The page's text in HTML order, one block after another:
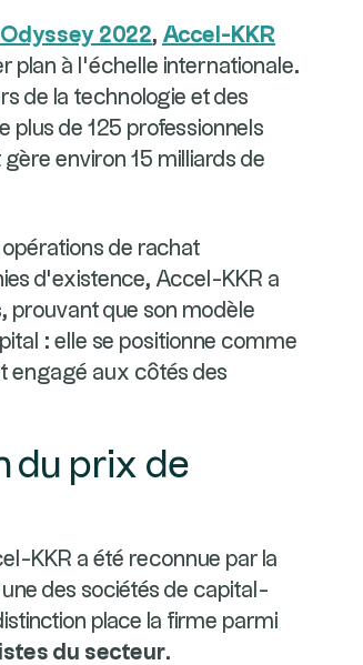
2022, Accel-KKR
plan à l’échelle internationale.
de la technologie et des
plus de 125 professionnels
environ 15 milliards de
de rachat
d’existence, Accel-KKR a
prouvant que son modèle
: elle se positionne comme
engagé aux côtés des
du prix de
KKR a été reconnue par la
des sociétés de capital-
place la firme parmi
du secteur.